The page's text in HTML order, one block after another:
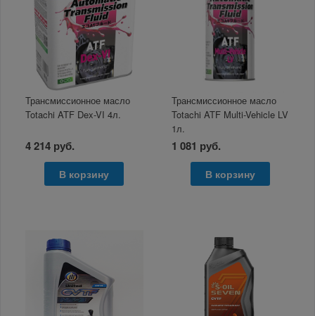
Трансмиссионное масло
Totachi ATF Dex-VI 4л.
4 214 руб.
В корзину
Трансмиссионное масло
Totachi ATF Multi-Vehicle LV
1л.
1 081 руб.
В корзину